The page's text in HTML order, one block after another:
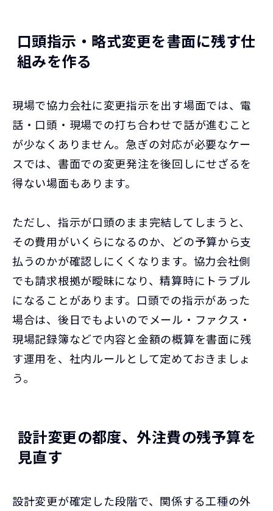
口頭指示・略式変更を書面に残す仕
組みを作る
現場で協力会社に変更指示を出す場面では、電
話・口頭・現場での打ち合わせで話が進むこと
が少なくありません。急ぎの対応が必要なケー
スでは、書面での変更発注を後回しにせざるを
得ない場面もあります。
ただし、指示が口頭のまま完結してしまうと、
その費用がいくらになるのか、どの予算から支
払うのかが確認しにくくなります。協力会社側
でも請求根拠が曖昧になり、精算時にトラブル
になることがあります。口頭での指示があった
場合は、後日でもよいのでメール・ファクス・
現場記録簿などで内容と金額の概算を書面に残
す運用を、社内ルールとして定めておきましょ
う。
設計変更の都度、外注費の残予算を
見直す
設計変更が確定した段階で、関係する工種の外